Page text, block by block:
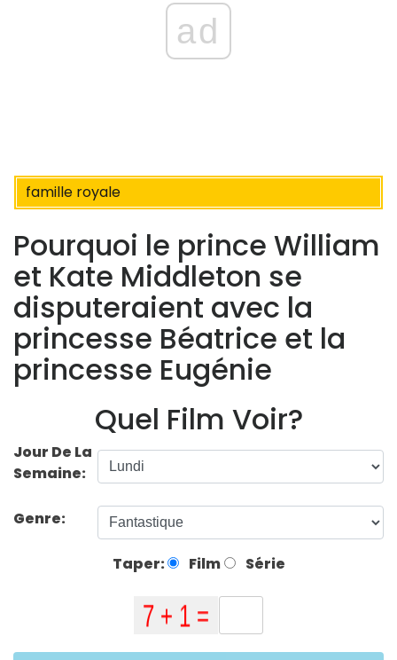
ad
famille royale
Pourquoi le prince William
et Kate Middleton se
disputeraient avec la
princesse Béatrice et la
princesse Eugénie
Quel Film Voir?
Jour De La
Semaine:
Genre:
Taper: Film Série